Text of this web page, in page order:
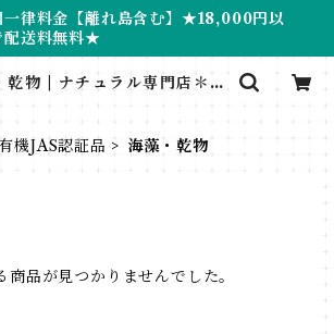
一律料金【離れ島含む】★18,000円以
配送料無料★
乾物 | ナチュラル専門店＊R
機JAS認証品 海藻・乾物
商品が見つかりませんでした。